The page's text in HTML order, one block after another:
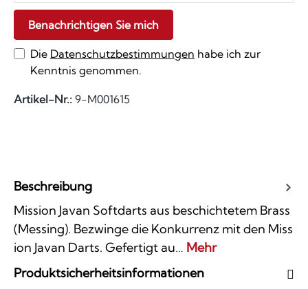
Benachrichtigen Sie mich
Die Datenschutzbestimmungen habe ich zur
Kenntnis genommen.
Artikel-Nr.: 9-M001615
Beschreibung
Mission Javan Softdarts aus beschichtetem Brass
(Messing). Bezwinge die Konkurrenz mit den Miss
ion Javan Darts. Gefertigt au… Mehr
Produktsicherheitsinformationen